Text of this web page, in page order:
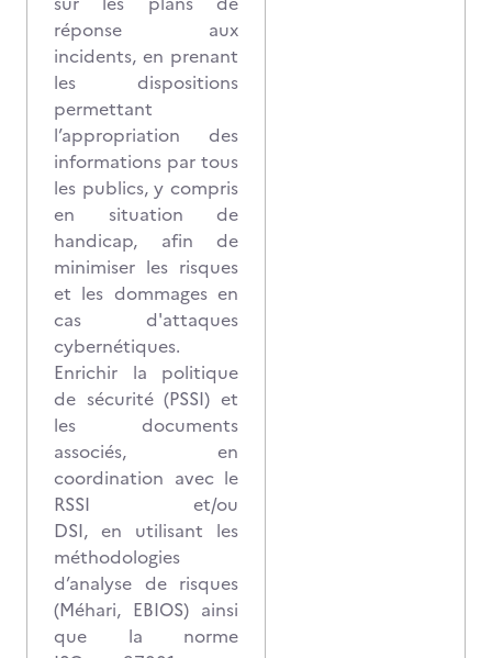
réponse aux
incidents, en prenant
les dispositions
permettant
l’appropriation des
informations par tous
les publics, y compris
en situation de
handicap, afin de
minimiser les risques
et les dommages en
cas d'attaques
cybernétiques.
Enrichir la politique
de sécurité (PSSI) et
les documents
associés, en
coordination avec le
RSSI et/ou
DSI, en utilisant les
méthodologies
d’analyse de risques
(Méhari, EBIOS) ainsi
que la norme